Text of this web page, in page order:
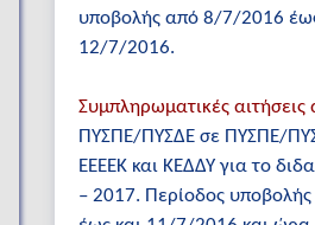
υποβολής από 8/7/2016
12/7/2016.
Συμπληρωματικές
ΠΥΣΠΕ/ΠΥΣΔΕ σε ΠΥΣΠΕ/
ΕΕΕΕΚ και ΚΕΔΔΥ για το
– 2017. Περίοδος